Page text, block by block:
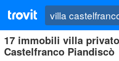
17 immobili villa
Castelfranco Piandiscò